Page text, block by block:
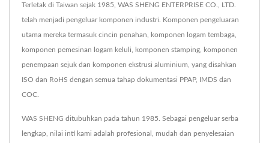
Terletak di Taiwan sejak 1985, WAS SHENG ENTERPRISE CO., LTD.
telah menjadi pengeluar komponen industri. Komponen pengeluaran
utama mereka termasuk cincin penahan, komponen logam tembaga,
komponen pemesinan logam keluli, komponen stamping, komponen
penempaan sejuk dan komponen ekstrusi aluminium, yang disahkan
ISO dan RoHS dengan semua tahap dokumentasi PPAP, IMDS dan
COC.
WAS SHENG ditubuhkan pada tahun 1985. Sebagai pengeluar serba
lengkap, nilai inti kami adalah profesional, mudah dan penyelesaian